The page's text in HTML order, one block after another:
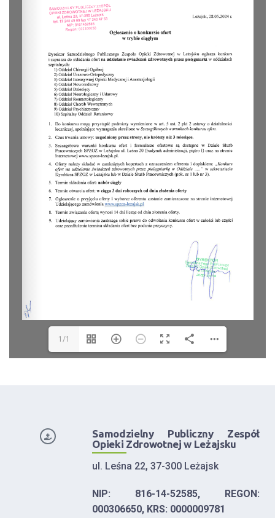
1/1
Samodzielny Publiczny Zespół
Opieki Zdrowotnej w Leżajsku
ul. Leśna 22, 37-300 Leżajsk
NIP: 816-14-52585, REGON:
000306650, KRS: 0000009781